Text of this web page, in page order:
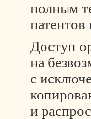
полным
Доступ
на
с
и